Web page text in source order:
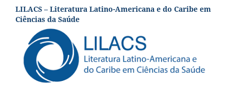
LILACS – Literatura Latino-Americana e do Caribe em
Ciências da Saúde